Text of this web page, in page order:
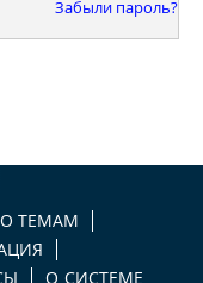
Забыли пароль?
ТЕМАМ
О СИСТЕМЕ